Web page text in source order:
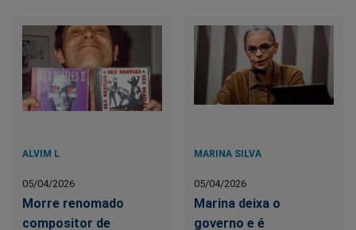
ALVIM L
05/04/2026
Morre renomado
compositor de
MARINA SILVA
05/04/2026
Marina deixa o
governo e é